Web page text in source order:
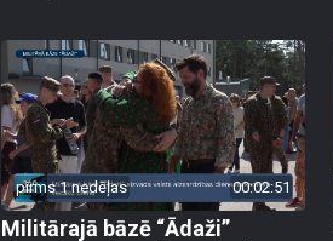
pirms 1 nedēļas 00:02:51
Militārajā bāzē “Ādaži”